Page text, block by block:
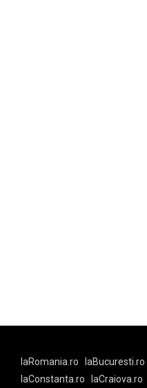
laRomania.ro laBucuresti.ro
laConstanta.ro
laCraiova.ro